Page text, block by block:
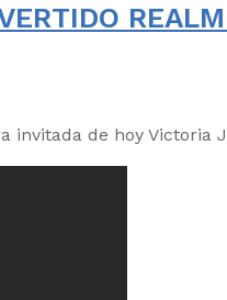
invitada de hoy Victoria